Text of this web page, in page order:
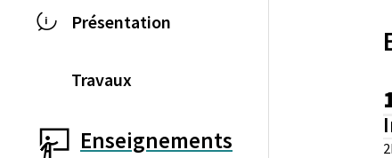
Présentation
Travaux
Enseignements